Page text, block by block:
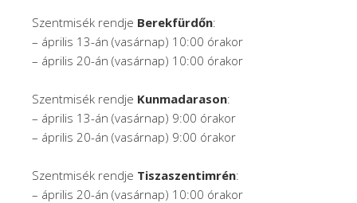
Szentmisék rendje Berekfürdőn:
– április 13-án (vasárnap) 10:00 órakor
– április 20-án (vasárnap) 10:00 órakor
Szentmisék rendje Kunmadarason:
– április 13-án (vasárnap) 9:00 órakor
– április 20-án (vasárnap) 9:00 órakor
Szentmisék rendje Tiszaszentimrén:
– április 20-án (vasárnap) 10:00 órakor